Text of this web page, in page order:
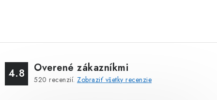
4.8 Overené zákazníkmi
520 recenzií. Zobraziť všetky recenzie